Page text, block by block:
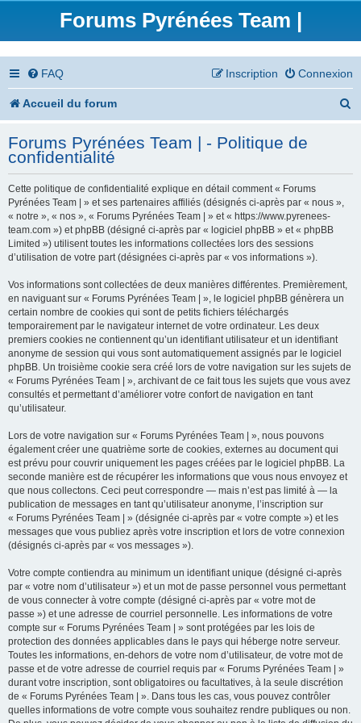
Forums Pyrénées Team |
FAQ Connexion
Inscription
Accueil du forum
h
Forums Pyrénées Team | - Politique de
confidentialité
Cette politique de confidentialité explique en détail comment « Forums
Pyrénées Team | » et ses partenaires affiliés (désignés ci-après par « nous »,
« notre », « nos », « Forums Pyrénées Team | » et « https://www.pyrenees-
team.com ») et phpBB (désigné ci-après par « logiciel phpBB » et « phpBB
Limited ») utilisent toutes les informations collectées lors des sessions
d’utilisation de votre part (désignées ci-après par « vos informations »).
Vos informations sont collectées de deux manières différentes. Premièrement,
en naviguant sur « Forums Pyrénées Team | », le logiciel phpBB génèrera un
certain nombre de cookies qui sont de petits fichiers téléchargés
temporairement par le navigateur internet de votre ordinateur. Les deux
premiers cookies ne contiennent qu’un identifiant utilisateur et un identifiant
anonyme de session qui vous sont automatiquement assignés par le logiciel
phpBB. Un troisième cookie sera créé lors de votre navigation sur les sujets de
« Forums Pyrénées Team | », archivant de ce fait tous les sujets que vous avez
consultés et permettant d’améliorer votre confort de navigation en tant
qu’utilisateur.
Lors de votre navigation sur « Forums Pyrénées Team | », nous pouvons
également créer une quatrième sorte de cookies, externes au document qui
est prévu pour couvrir uniquement les pages créées par le logiciel phpBB. La
seconde manière est de récupérer les informations que vous nous envoyez et
que nous collectons. Ceci peut correspondre — mais n’est pas limité à — la
publication de messages en tant qu’utilisateur anonyme, l’inscription sur
« Forums Pyrénées Team | » (désignée ci-après par « votre compte ») et les
messages que vous publiez après votre inscription et lors de votre connexion
(désignés ci-après par « vos messages »).
Votre compte contiendra au minimum un identifiant unique (désigné ci-après
par « votre nom d’utilisateur ») et un mot de passe personnel vous permettant
de vous connecter à votre compte (désigné ci-après par « votre mot de
passe ») et une adresse de courriel personnelle. Les informations de votre
compte sur « Forums Pyrénées Team | » sont protégées par les lois de
protection des données applicables dans le pays qui héberge notre serveur.
Toutes les informations, en-dehors de votre nom d’utilisateur, de votre mot de
passe et de votre adresse de courriel requis par « Forums Pyrénées Team | »
durant votre inscription, sont obligatoires ou facultatives, à la seule discrétion
de « Forums Pyrénées Team | ». Dans tous les cas, vous pouvez contrôler
quelles informations de votre compte vous souhaitez rendre publiques ou non.